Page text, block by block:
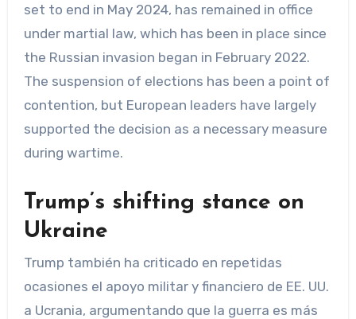
set to end in May 2024, has remained in office
under martial law, which has been in place since
the Russian invasion began in February 2022.
The suspension of elections has been a point of
contention, but European leaders have largely
supported the decision as a necessary measure
during wartime.
Trump’s shifting stance on
Ukraine
Trump también ha criticado en repetidas
ocasiones el apoyo militar y financiero de EE. UU.
a Ucrania, argumentando que la guerra es más